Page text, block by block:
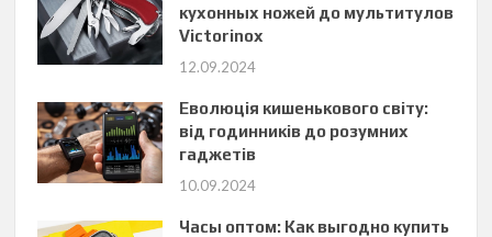
кухонных ножей до мультитулов
Victorinox
12.09.2024
Еволюція кишенькового світу:
від годинників до розумних
гаджетів
10.09.2024
Часы оптом: Как выгодно купить